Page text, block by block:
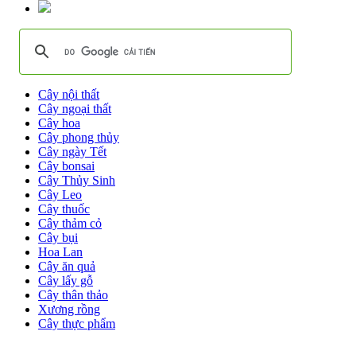
Cây nội thất
Cây ngoại thất
Cây hoa
Cây phong thủy
Cây ngày Tết
Cây bonsai
Cây Thủy Sinh
Cây Leo
Cây thuốc
Cây thảm cỏ
Cây bụi
Hoa Lan
Cây ăn quả
Cây lấy gỗ
Cây thân thảo
Xương rồng
Cây thực phẩm